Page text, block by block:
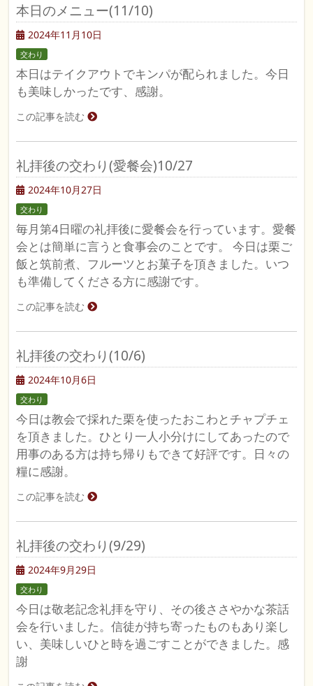
本日のメニュー(11/10)
2024年11月10日
交わり
本日はテイクアウトでキンパが配られました。今日
も美味しかったです、感謝。
この記事を読む
礼拝後の交わり(愛餐会)10/27
2024年10月27日
交わり
毎月第4日曜の礼拝後に愛餐会を行っています。愛餐
会とは簡単に言うと食事会のことです。 今日は栗ご
飯と筑前煮、フルーツとお菓子を頂きました。いつ
も準備してくださる方に感謝です。
この記事を読む
礼拝後の交わり(10/6)
2024年10月6日
交わり
今日は教会で採れた栗を使ったおこわとチャプチェ
を頂きました。ひとり一人小分けにしてあったので
用事のある方は持ち帰りもできて好評です。日々の
糧に感謝。
この記事を読む
礼拝後の交わり(9/29)
2024年9月29日
交わり
今日は敬老記念礼拝を守り、その後ささやかな茶話
会を行いました。信徒が持ち寄ったものもあり楽し
い、美味しいひと時を過ごすことができました。感
謝